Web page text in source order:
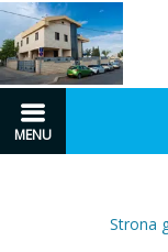
MENU
Strona